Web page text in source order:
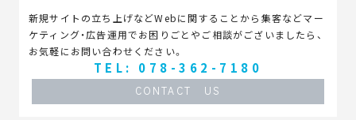
新規サイトの立ち上げなどWebに関することから集客などマー
ケティング・広告運用でお困りごとやご相談がございましたら、
お気軽にお問い合わせください。
TEL: 078-362-7180
CONTACT US